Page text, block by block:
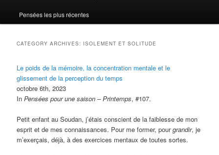
Pensées les plus récentes
CATEGORY ARCHIVES: ISOLEMENT ET SOLITUDE
Le poids de la mémoire, la concentration mentale et le
glissement de la perception du temps
octobre 6th, 2023
InPensées pour une saison – Printemps, #107.
Petit enfant au Soudan, j’étais conscient de la faiblesse de mon
esprit et de mes connaissances. Pour me former, pourgrandir, je
m’exerçais, déjà, à des exercices mentaux de toutes sortes.